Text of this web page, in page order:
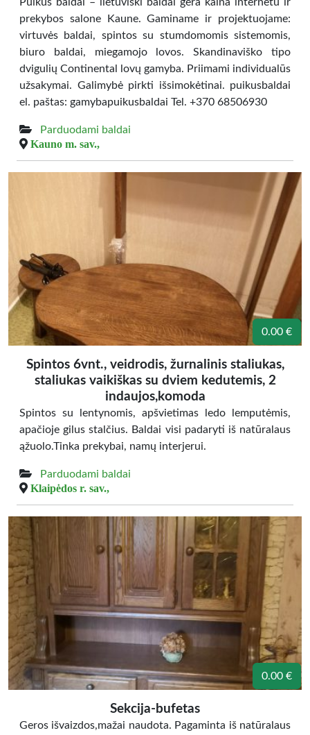
prekybos salone Kaune. Gaminame ir projektuojame:
virtuvės baldai, spintos su stumdomomis sistemomis,
biuro baldai, miegamojo lovos. Skandinaviško tipo
dvigulių Continental lovų gamyba. Priimami individualūs
užsakymai. Galimybė pirkti išsimokėtinai. puikusbaldai
el. paštas: gamybapuikusbaldai Tel. +370 68506930
Parduodami baldai
Kauno m. sav.,
0.00 €
Spintos 6vnt., veidrodis, žurnalinis staliukas,
staliukas vaikiškas su dviem kedutemis, 2
indaujos,komoda
Spintos su lentynomis, apšvietimas ledo lemputėmis,
apačioje gilus stalčius. Baldai visi padaryti iš natūralaus
ąžuolo.Tinka prekybai, namų interjerui.
Parduodami baldai
Klaipėdos r. sav.,
0.00 €
Sekcija-bufetas
Geros išvaizdos,mažai naudota. Pagaminta iš natūralaus